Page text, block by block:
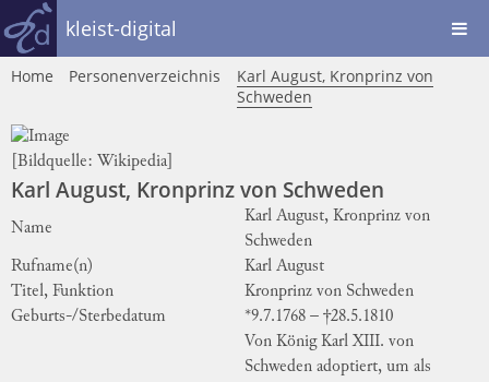
kleist-digital
Home Personenverzeichnis
Karl August, Kronprinz von
Schweden
[Bildquelle: Wikipedia
Karl August, Kronprinz von Schweden
Name
Karl August, Kronprinz von
Schweden
Rufname(n)
Karl August
Titel, Funktion
Kronprinz von Schweden
Geburts-/Sterbedatum
*9.7.1768 – †28.5.1810
Von König Karl XIII. von
Schweden adoptiert, um als